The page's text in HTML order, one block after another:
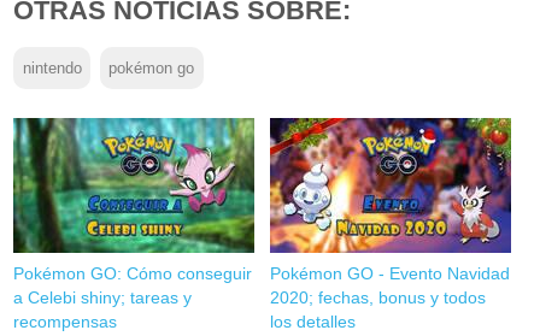
OTRAS NOTICIAS SOBRE:
nintendo pokémon go
Pokémon GO: Cómo conseguir
a Celebi shiny; tareas y
recompensas
Pokémon GO - Evento Navidad
2020; fechas, bonus y todos
los detalles